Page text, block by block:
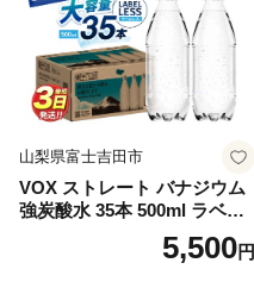
山梨県富士吉田市
VOX ストレート バナジウム
強炭酸水 35本 500ml ラベル
レス【富士吉田市限定カート
5,500円